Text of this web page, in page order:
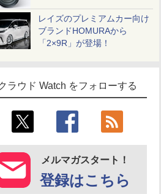
レイズのプレミアムカー向け
ブランドHOMURAから
「2×9R」が登場！
ラウド Watch をフォローする
メルマガスタート！
登録はこちら